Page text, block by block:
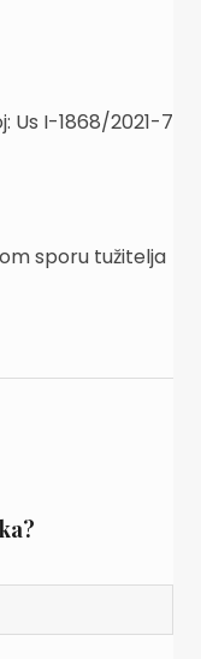
Us I-1868/2021-7
sporu tužitelja